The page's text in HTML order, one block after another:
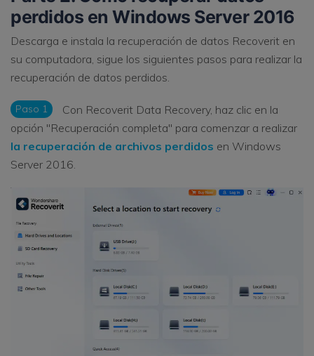
perdidos en Windows Server 2016
Descarga e instala la recuperación de datos Recoverit en
su computadora, sigue los siguientes pasos para realizar la
recuperación de datos perdidos.
Paso 1
Con Recoverit Data Recovery, haz clic en la
opción "Recuperación completa" para comenzar a realizar
la recuperación de archivos perdidos en Windows
Server 2016.